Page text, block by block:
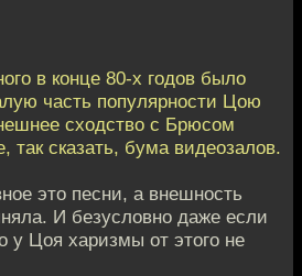
в конце 80-х годов было
часть популярности Цою
сходство с Брюсом
сказать, бума видеозалов.
это песни, а внешность
И безусловно даже если
Цоя харизмы от этого не